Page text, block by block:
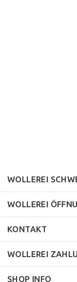
WOLLEREI
WOLLEREI
KONTAKT
WOLLEREI
SHOP INFO